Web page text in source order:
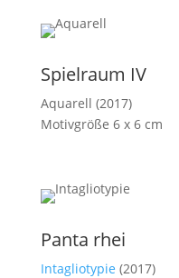
Spielraum IV
Aquarell (2017)
Motivgröße 6 x 6 cm
Panta rhei
Intagliotypie (2017)